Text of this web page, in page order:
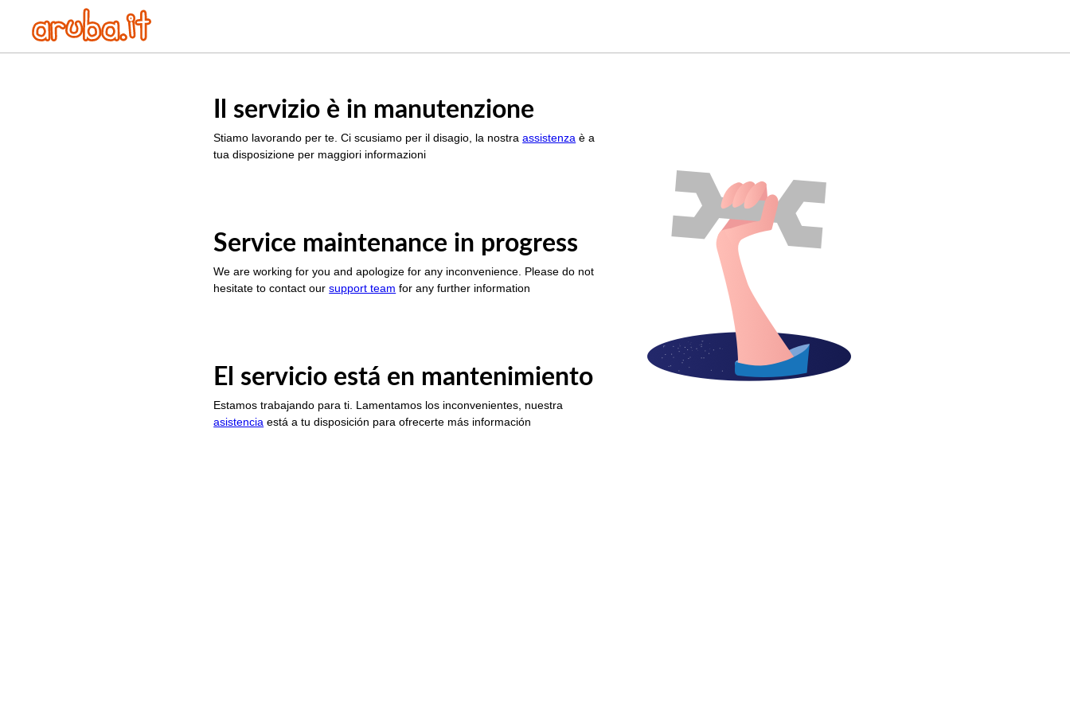
Il servizio è in manutenzione
Stiamo lavorando per te. Ci scusiamo per il disagio, la nostraassistenza è a
tua disposizione per maggiori informazioni
Service maintenance in progress
We are working for you and apologize for any inconvenience. Please do not
hesitate to contact oursupport team for any further information
El servicio está en mantenimiento
Estamos trabajando para ti. Lamentamos los inconvenientes, nuestra
asistencia está a tu disposición para ofrecerte más información